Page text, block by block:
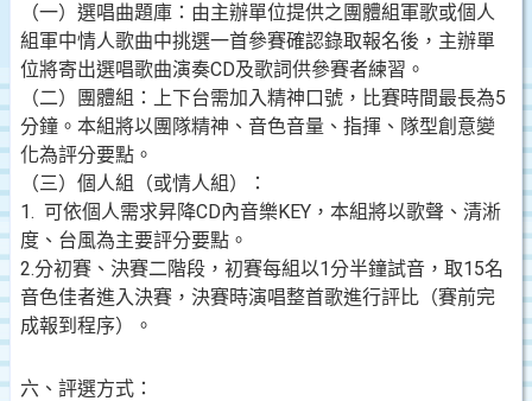
（一）選唱曲題庫：由主辦單位提供之團體組軍歌或個人
組軍中情人歌曲中挑選一首參賽確認錄取報名後，主辦單
位將寄出選唱歌曲演奏CD及歌詞供參賽者練習。
（二）團體組：上下台需加入精神口號，比賽時間最長為5
分鐘。本組將以團隊精神、音色音量、指揮、隊型創意變
化為評分要點。
（三）個人組（或情人組）：
1. 可依個人需求昇降CD內音樂KEY，本組將以歌聲、清淅
度、台風為主要評分要點。
2.分初賽、決賽二階段，初賽每組以1分半鐘試音，取15名
音色佳者進入決賽，決賽時演唱整首歌進行評比（賽前完
成報到程序）。
六、評選方式：